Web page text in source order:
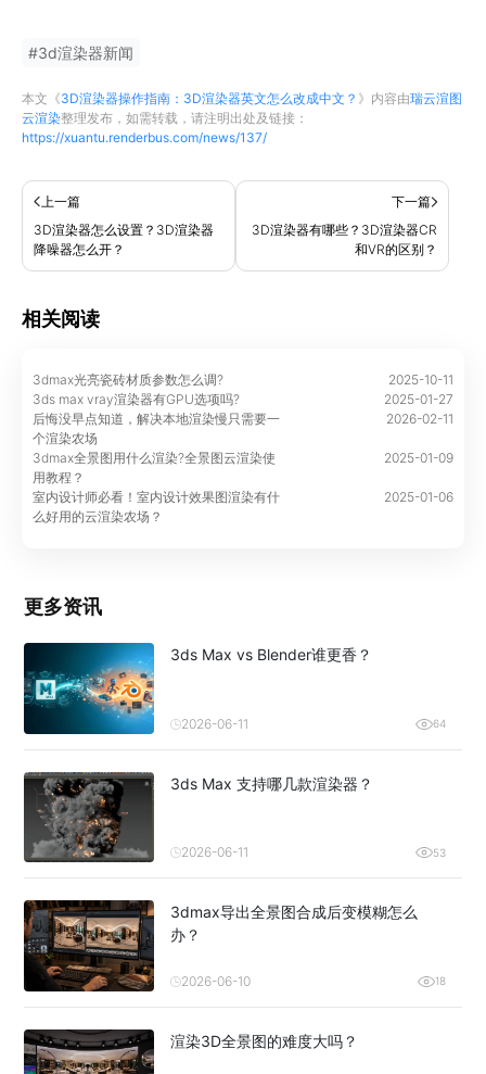
#3d渲染器新闻
本文《3D渲染器操作指南：3D渲染器英文怎么改成中文？ 》内容由瑞云渲图
云渲染整理发布，如需转载，请注明出处及链接：
https://xuantu.renderbus.com/news/137/
上一篇
3D渲染器怎么设置？3D渲染器
降噪器怎么开？
下一篇
3D渲染器有哪些？3D渲染器CR
和VR的区别？
相关阅读
3dmax光亮瓷砖材质参数怎么调?
2025-10-11
3ds max vray渲染器有GPU选项吗?
2025-01-27
后悔没早点知道，解决本地渲染慢只需要一
个渲染农场
2026-02-11
3dmax全景图用什么渲染?全景图云渲染使
用教程？
2025-01-09
室内设计师必看！室内设计效果图渲染有什
么好用的云渲染农场？
2025-01-06
更多资讯
3ds Max vs Blender谁更香？
2026-06-11 64
3ds Max 支持哪几款渲染器？
2026-06-11 53
3dmax导出全景图合成后变模糊怎么
办？
2026-06-10 18
渲染3D全景图的难度大吗？